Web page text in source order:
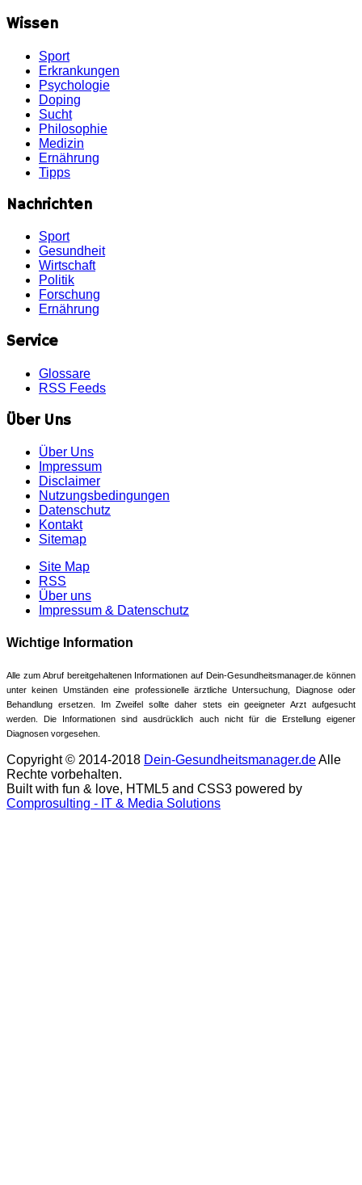
Wissen
Sport
Erkrankungen
Psychologie
Doping
Sucht
Philosophie
Medizin
Ernährung
Tipps
Nachrichten
Sport
Gesundheit
Wirtschaft
Politik
Forschung
Ernährung
Service
Glossare
RSS Feeds
Über Uns
Über Uns
Impressum
Disclaimer
Nutzungsbedingungen
Datenschutz
Kontakt
Sitemap
Site Map
RSS
Über uns
Impressum & Datenschutz
Wichtige Information
Alle zum Abruf bereitgehaltenen Informationen auf Dein-Gesundheitsmanager.de können
unter keinen Umständen eine professionelle ärztliche Untersuchung, Diagnose oder
Behandlung ersetzen. Im Zweifel sollte daher stets ein geeigneter Arzt aufgesucht
werden. Die Informationen sind ausdrücklich auch nicht für die Erstellung eigener
Diagnosen vorgesehen.
Copyright © 2014-2018 Dein-Gesundheitsmanager.deAlle
Rechte vorbehalten.
Built with fun & love, HTML5 and CSS3 powered by
Comprosulting - IT & Media Solutions